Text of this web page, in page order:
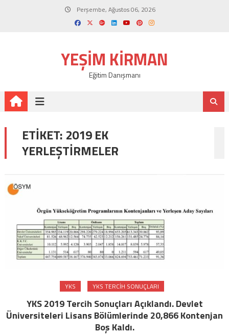
Perşembe, Ağustos 06, 2026
YEŞIM KIRMAN
Eğitim Danışmanı
ETIKET: 2019 EK
YERLEŞTIRMELER
YKS YKS TERCIH SONUÇLARI
YKS 2019 Tercih Sonuçları Açıklandı. Devlet
Üniversiteleri Lisans Bölümlerinde 20,866 Kontenjan
Boş Kaldı.